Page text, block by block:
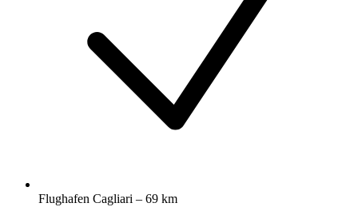
Flughafen Cagliari – 69 km